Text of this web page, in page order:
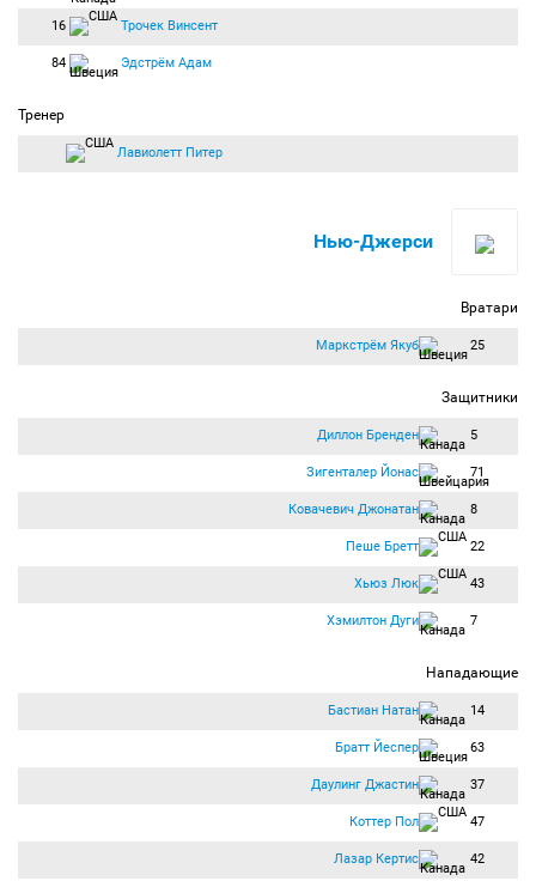
16 Трочек Винсент
84 Эдстрём Адам
Тренер
Лавиолетт Питер
Нью-Джерси
Вратари
Маркстрём Якуб 25
Защитники
Диллон Бренден 5
Зигенталер Йонас 71
Ковачевич Джонатан 8
Пеше Бретт 22
Хьюз Люк 43
Хэмилтон Дуги 7
Нападающие
Бастиан Натан 14
Братт Йеспер 63
Даулинг Джастин 37
Коттер Пол 47
Лазар Кертис 42